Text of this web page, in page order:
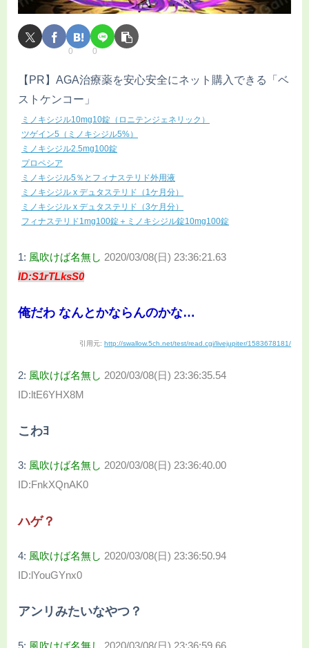
0 0
【PR】AGA治療薬を安心安全にネット購入できる「ベ
ストケンコー」
ミノキシジル10mg10錠（ロニテンジェネリック）
ツゲイン5（ミノキシジル5%）
ミノキシジル2.5mg100錠
プロペシア
ミノキシジル5％とフィナステリド外用液
ミノキシジル x デュタステリド（1ケ月分）
ミノキシジル x デュタステリド（3ケ月分）
フィナステリド1mg100錠＋ミノキシジル錠10mg100錠
1: 風吹けば名無し 2020/03/08(日) 23:36:21.63
ID:S1rTLksS0
俺だわ なんとかならんのかな…
引用元: http://swallow.5ch.net/test/read.cgi/livejupiter/1583678181/
2: 風吹けば名無し 2020/03/08(日) 23:36:35.54
ID:ltE6YHX8M
こわﾖ
3: 風吹けば名無し 2020/03/08(日) 23:36:40.00
ID:FnkXQnAK0
ハゲ？
4: 風吹けば名無し 2020/03/08(日) 23:36:50.94
ID:lYouGYnx0
アンリみたいなやつ？
5: 風吹けば名無し 2020/03/08(日) 23:36:59.66